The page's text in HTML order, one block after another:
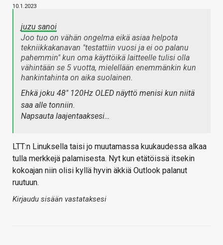
10.1.2023
juzu sanoi
Joo tuo on vähän ongelma eikä asiaa helpota
tekniikkakanavan "testattiin vuosi ja ei oo palanu
pahemmin" kun oma käyttöikä laitteelle tulisi olla
vähintään se 5 vuotta, mielellään enemmänkin kun
hankintahinta on aika suolainen.
Ehkä joku 48" 120Hz OLED näyttö menisi kun niitä
saa alle tonniin.
Napsauta laajentaaksesi…
LTT:n Linuksella taisi jo muutamassa kuukaudessa alkaa
tulla merkkejä palamisesta. Nyt kun etätöissä itsekin
kokoajan niin olisi kyllä hyvin äkkiä Outlook palanut
ruutuun.
Kirjaudu sisään vastataksesi